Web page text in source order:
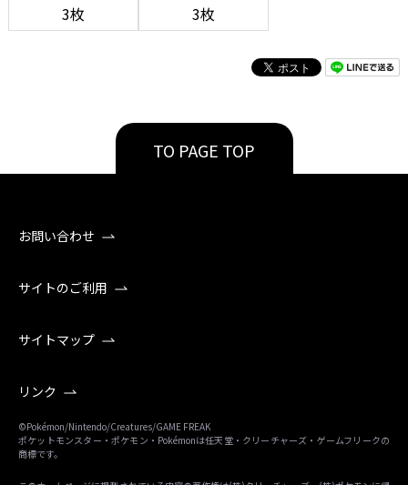
3枚 3枚
TO PAGE TOP
お問い合わせ
サイトのご利用
サイトマップ
リンク
©Pokémon/Nintendo/Creatures/GAME FREAK
ポケットモンスター・ポケモン・Pokémonは任天堂・クリーチャーズ・ゲームフリークの
商標です。